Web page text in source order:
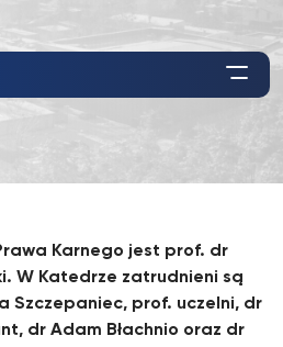
Karnego jest prof. dr
W Katedrze zatrudnieni są
Szczepaniec, prof. uczelni, dr
dr Adam Błachnio oraz dr